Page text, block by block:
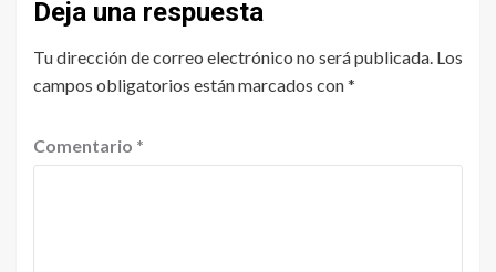
Deja una respuesta
Tu dirección de correo electrónico no será publicada. Los
campos obligatorios están marcados con*
Comentario *